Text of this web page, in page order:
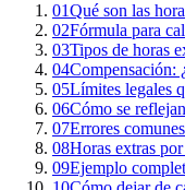
01Qué son las
02Fórmula para
03Tipos de horas
04Compensación:
05Límites legales
06Cómo se
07Errores
08Horas extras
09Ejemplo